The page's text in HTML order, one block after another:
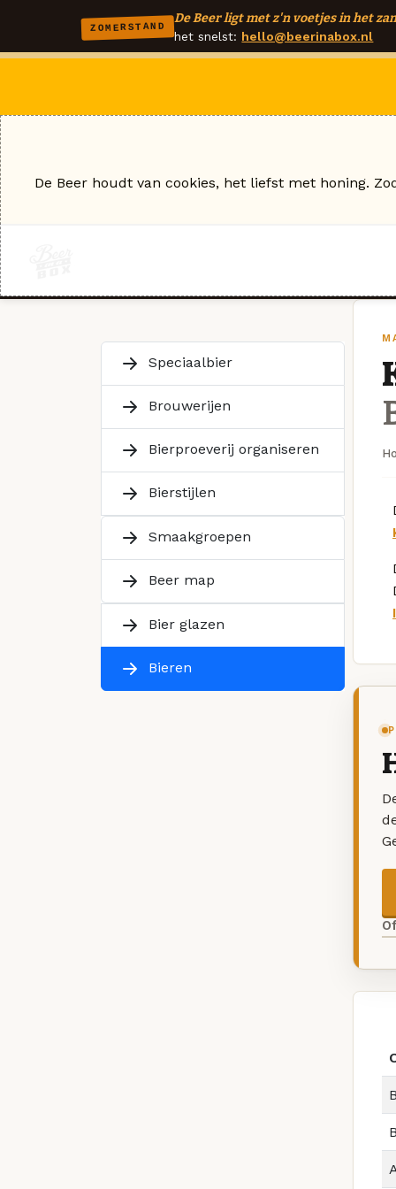
ZOMERSTAND
De Beer ligt met z'n voetjes in het
het snelst: hello@beerinabox.nl
Speciaalbier
Brouwerijen
Bierproeverij organiseren
Bierstijlen
Smaakgroepen
Beer map
Bier glazen
Bieren
De Beer houdt van cookies, het liefst met honing.